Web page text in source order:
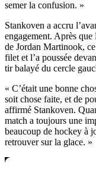
semer la confusion. »
Stankoven a accru
engagement. Après
de Jordan Martinook,
filet et l’a poussée
tir balayé du cercle
« C’était une bonne
soit chose faite, et de
affirmé Stankoven.
match a toujours une
beaucoup de hockey à
retrouver sur la glace. »